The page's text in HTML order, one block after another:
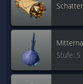
Stufe: 5